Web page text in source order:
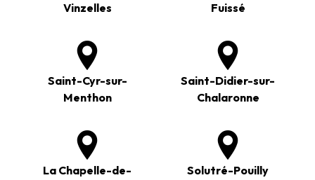
Vinzelles Fuissé
Saint-Cyr-sur-
Menthon
Saint-Didier-sur-
Chalaronne
La Chapelle-de- Solutré-Pouilly